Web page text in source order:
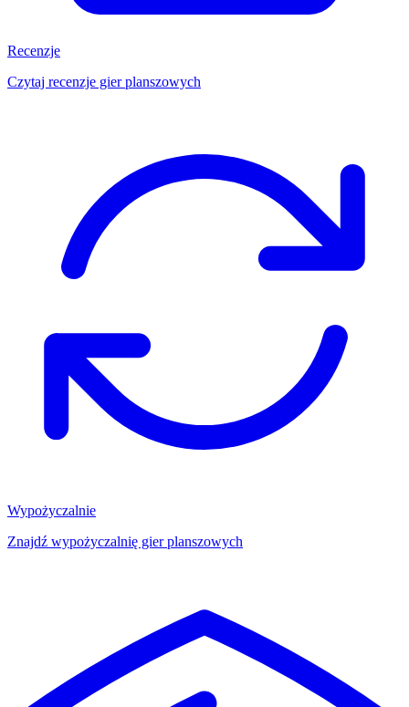
Recenzje
Czytaj recenzje gier planszowych
Wypożyczalnie
Znajdź wypożyczalnię gier planszowych